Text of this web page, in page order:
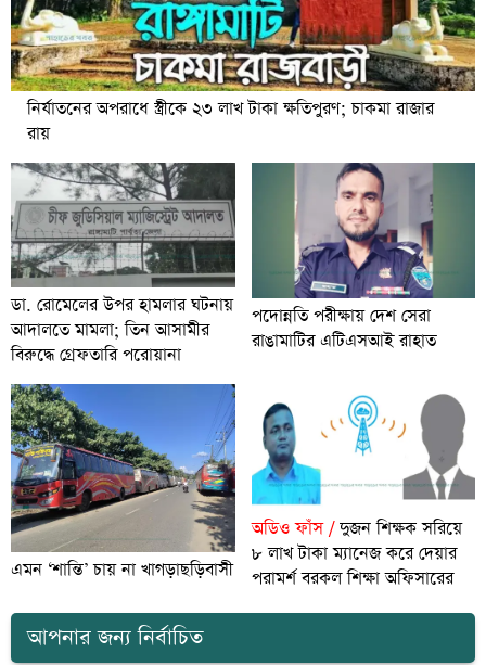
নির্যাতনের অপরাধে স্ত্রীকে ২৩ লাখ টাকা ক্ষতিপুরণ; চাকমা রাজার
রায়
ডা. রোমেলের উপর হামলার ঘটনায়
আদালতে মামলা; তিন আসামীর
বিরুদ্ধে গ্রেফতারি পরোয়ানা
পদোন্নতি পরীক্ষায় দেশ সেরা
রাঙামাটির এটিএসআই রাহাত
এমন ‘শান্তি’ চায় না খাগড়াছড়িবাসী
অডিও ফাঁস /দুজন শিক্ষক সরিয়ে
৮ লাখ টাকা ম্যানেজ করে দেয়ার
পরামর্শ বরকল শিক্ষা অফিসারের
আপনার জন্য নির্বাচিত